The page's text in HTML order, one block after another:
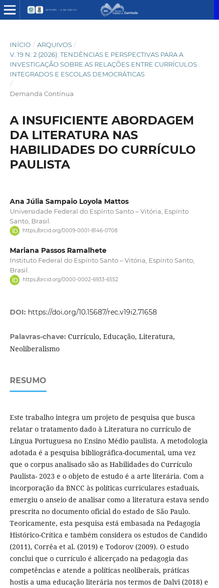
INÍCIO / ARQUIVOS /
V. 19 N. 2 (2026): TENDÊNCIAS E PERSPECTIVAS PARA A
INVESTIGAÇÃO SOBRE AS RELAÇÕES ENTRE CURRÍCULOS
INTEGRADOS E ESCOLAS DEMOCRÁTICAS
/
Demanda Contínua
A INSUFICIENTE ABORDAGEM
DA LITERATURA NAS
HABILIDADES DO CURRÍCULO
PAULISTA
Ana Júlia Sampaio Loyola Mattos
Universidade Federal do Espírito Santo – Vitória, Espírito
Santo, Brasil.
https://orcid.org/0009-0001-8146-0708
Mariana Passos Ramalhete
Instituto Federal do Espírito Santo – Vitória, Espírito Santo,
Brasil.
https://orcid.org/0000-0002-6933-6552
DOI: https://doi.org/10.15687/rec.v19i2.71658
Palavras-chave: Currículo, Educação, Literatura,
Neoliberalismo
RESUMO
Este trabalho integra um projeto de pesquisa que busca
relatar o tratamento dado à Literatura no currículo de
Língua Portuguesa no Ensino Médio paulista. A metodologia
adotada é a pesquisa bibliográfica-documental, uma vez
que o corpus analisado são as Habilidades do Currículo
Paulista- 2023 e o objeto de estudo é a arte literária. Com a
incorporação da BNCC às políticas curriculares estaduais,
emergiu o anseio de analisar como a literatura estava sendo
prescrita no documento oficial do estado de São Paulo.
Teoricamente, esta pesquisa está embasada na Pedagogia
Histórico-Crítica e também considera os estudos de Candido
(2011), Corrêa et al. (2019) e Todorov (2009). O estudo
conclui que o currículo é alicerçado na pedagogia das
competências e atende a políticas neoliberais, práticas
hostis a uma educação literária nos termos de Dalvi (2018) e